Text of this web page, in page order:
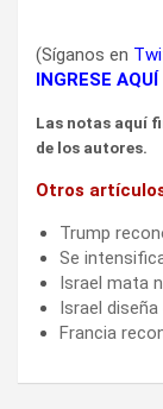
(Síganos en
INGRESE
Las notas aquí
de los autores.
Otros
Trump
Se
Israel mata
Israel
Francia